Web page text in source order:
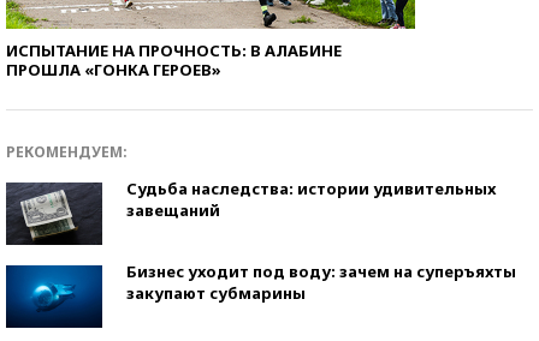
ИСПЫТАНИЕ НА ПРОЧНОСТЬ: В АЛАБИНЕ
ПРОШЛА «ГОНКА ГЕРОЕВ»
РЕКОМЕНДУЕМ:
Судьба наследства: истории удивительных
завещаний
Бизнес уходит под воду: зачем на суперъяхты
закупают субмарины